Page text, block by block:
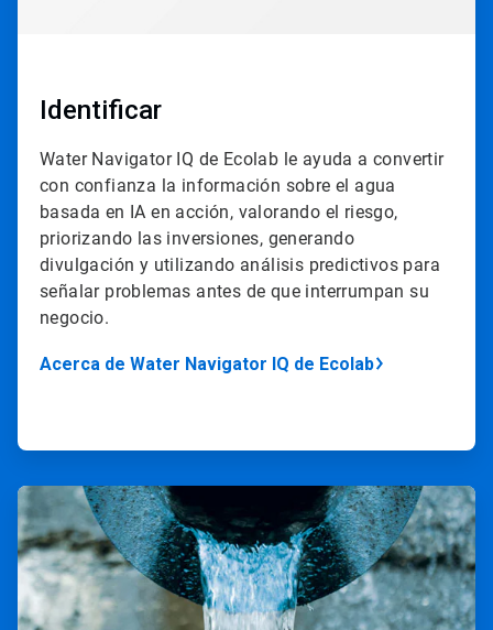
Identificar
Water Navigator IQ de Ecolab le ayuda a convertir
con confianza la información sobre el agua
basada en IA en acción, valorando el riesgo,
priorizando las inversiones, generando
divulgación y utilizando análisis predictivos para
señalar problemas antes de que interrumpan su
negocio.​​​​​​​
Acerca de ​​​​​​​Water Navigator IQ de Ecolab​​​​​​​
ArticleTile
2
de
4